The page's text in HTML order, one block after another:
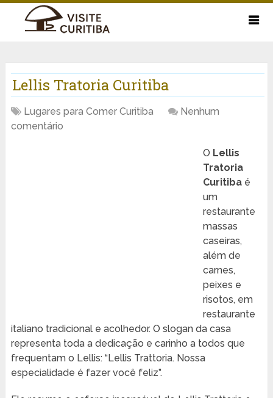
Lellis Tratoria Curitiba
Lugares para Comer Curitiba
Nenhum
comentário
O Lellis
Tratoria
Curitibaé
um
restaurante
massas
caseiras,
além de
carnes,
peixes e
risotos, em
restaurante
italiano tradicional e acolhedor. O slogan da casa
representa toda a dedicação e carinho a todos que
frequentam o Lellis: “Lellis Trattoria. Nossa
especialidade é fazer você feliz”.